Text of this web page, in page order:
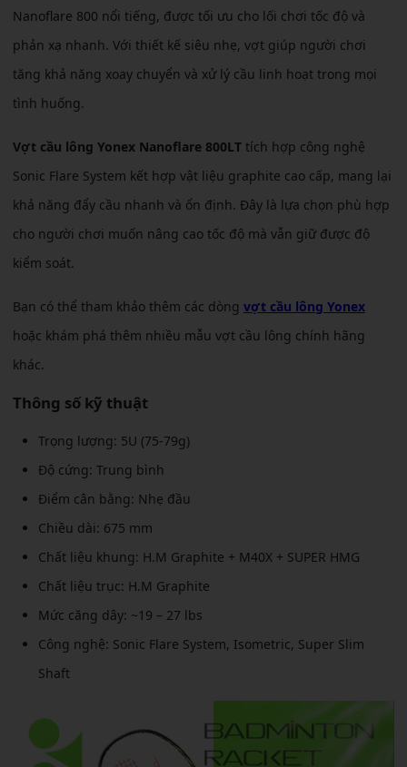
Nanoflare 800 nổi tiếng, được tối ưu cho lối chơi tốc độ và
phản xạ nhanh. Với thiết kế siêu nhẹ, vợt giúp người chơi
tăng khả năng xoay chuyển và xử lý cầu linh hoạt trong mọi
tình huống.
Vợt cầu lông Yonex Nanoflare 800LT tích hợp công nghệ
Sonic Flare System kết hợp vật liệu graphite cao cấp, mang lại
khả năng đẩy cầu nhanh và ổn định. Đây là lựa chọn phù hợp
cho người chơi muốn nâng cao tốc độ mà vẫn giữ được độ
kiểm soát.
Bạn có thể tham khảo thêm các dòng vợt cầu lông Yonex
hoặc khám phá thêm nhiều mẫu vợt cầu lông chính hãng
khác.
Thông số kỹ thuật
Trọng lượng: 5U (75-79g)
Độ cứng: Trung bình
Điểm cân bằng: Nhẹ đầu
Chiều dài: 675 mm
Chất liệu khung: H.M Graphite + M40X + SUPER HMG
Chất liệu trục: H.M Graphite
Mức căng dây: ~19 – 27 lbs
Công nghệ: Sonic Flare System, Isometric, Super Slim
Shaft